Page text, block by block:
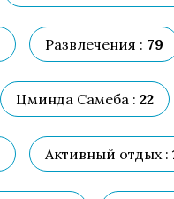
Развлечения : 79
Цминда Самеба : 22
Активный отдых :